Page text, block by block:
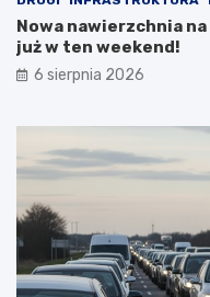
Nowa nawierzchnia
już w ten weekend!
6 sierpnia 2026